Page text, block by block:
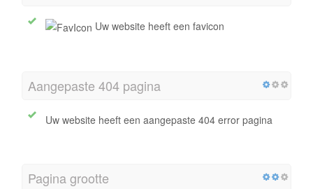
Uw website heeft een favicon
Aangepaste 404 pagina
Uw website heeft een aangepaste 404 error pagina
Pagina grootte